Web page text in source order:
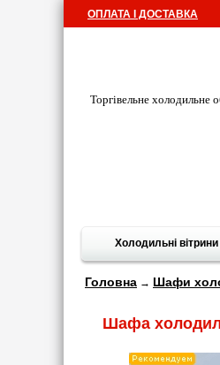
ОПЛАТА І ДОСТАВКА
Торгівельне холодильне
Холодильні вітрини
Головна → Шафи
Шафа